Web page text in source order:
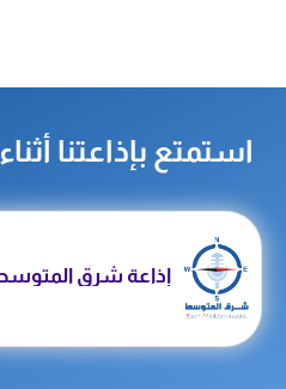
استمتع بإذاعتنا
إذاعة شرق